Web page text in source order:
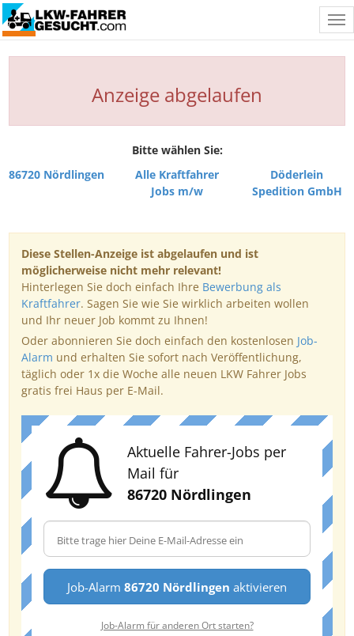
Anzeige abgelaufen
Bitte wählen Sie:
86720 Nördlingen
Alle Kraftfahrer
Jobs m/w
Döderlein
Spedition GmbH
Diese Stellen-Anzeige ist abgelaufen und ist
möglicherweise nicht mehr relevant!
Hinterlegen Sie doch einfach Ihre Bewerbung als
Kraftfahrer. Sagen Sie wie Sie wirklich arbeiten wollen
und Ihr neuer Job kommt zu Ihnen!
Oder abonnieren Sie doch einfach den kostenlosen Job-
Alarm und erhalten Sie sofort nach Veröffentlichung,
täglich oder 1x die Woche alle neuen LKW Fahrer Jobs
gratis frei Haus per E-Mail.
Aktuelle Fahrer-Jobs per
Mail für
86720 Nördlingen
Job-Alarm 86720 Nördlingen aktivieren
Job-Alarm für anderen Ort starten?